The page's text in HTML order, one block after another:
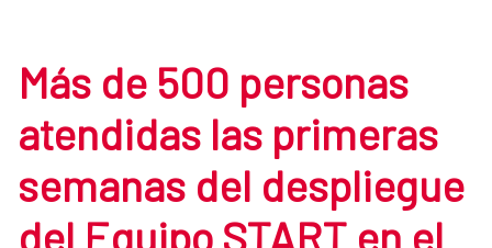
Más de 500 personas
atendidas las primeras
semanas del despliegue
del Equipo START en el